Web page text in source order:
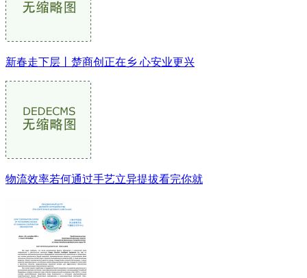
新春走下层丨楚商创正在乡 心安业更兴
物流效率若何通过手艺立异提拔看完你就